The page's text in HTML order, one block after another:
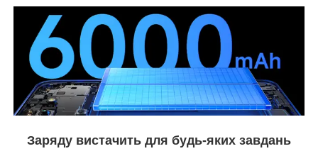
Заряду вистачить для будь-яких завдань